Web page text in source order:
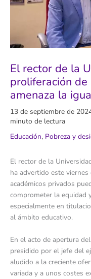
El rector de la
proliferación
amenaza la
13 de septiembre de
minuto de lectura
Educación, Pobreza y
El rector de la
ha advertido este
académicos privados
comprometer la equidad
especialmente en
al ámbito educativo.
En el acto de apertura
presidido por el jefe del
aludido a la creciente
variada y a unos costes